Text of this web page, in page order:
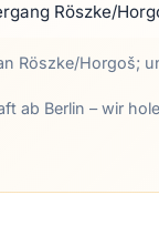
Röszke/
Röszke/Horgoš;
ab Berlin – wir